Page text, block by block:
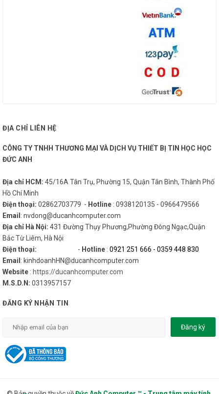
ĐỊA CHỈ LIÊN HỆ
CÔNG TY TNHH THƯƠNG MẠI VÀ DỊCH VỤ THIẾT BỊ TIN HỌC HỌC
ĐỨC ANH
Địa chỉ HCM: 45/16A Tân Trụ, Phường 15, Quận Tân Bình, Thành Phố
Hồ Chí Minh
Điện thoại: 02862703779 - Hotline : 0938120135 - 0966479566
Email : nvdong@ducanhcomputer.com
Địa chỉ Hà Nội: 431 Đường Thụy Phương,Phường Đông Ngạc,Quận
Bắc Từ Liêm, Hà Nội
Điện thoại: - Hotline : 0921 251 666 - 0359 448 830
Email : kinhdoanhHN@ducanhcomputer.com
Website : https://ducanhcomputer.com
M.S.D.N: 0313957157
ĐĂNG KÝ NHẬN TIN
Đăng ký